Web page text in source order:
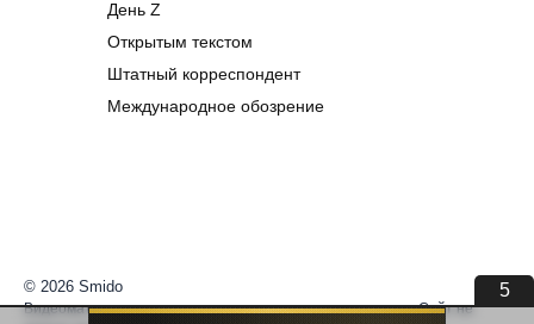
4
Контакты